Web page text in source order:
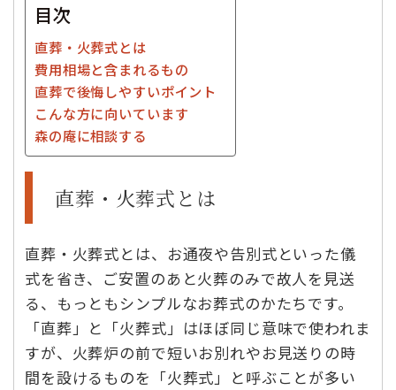
目次
直葬・火葬式とは
費用相場と含まれるもの
直葬で後悔しやすいポイント
こんな方に向いています
森の庵に相談する
直葬・火葬式とは
直葬・火葬式とは、お通夜や告別式といった儀
式を省き、ご安置のあと火葬のみで故人を見送
る、もっともシンプルなお葬式のかたちです。
「直葬」と「火葬式」はほぼ同じ意味で使われま
すが、火葬炉の前で短いお別れやお見送りの時
間を設けるものを「火葬式」と呼ぶことが多い